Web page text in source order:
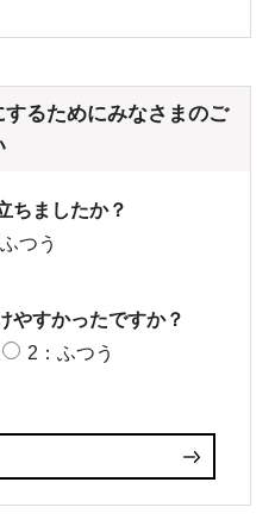
るためにみなさまのご
ちましたか？
つう
やすかったですか？
2：ふつう